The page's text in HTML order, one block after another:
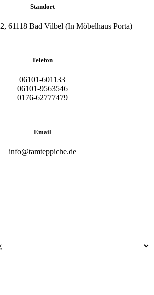
Standort
61118 Bad Vilbel (In Möbelhaus Porta)
Telefon
06101-601133
06101-9563546
0176-62777479
Email
info@tamteppiche.de